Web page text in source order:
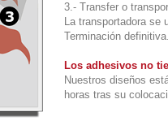
3.- Transfer o
La transportadora se
Terminación definitiva.
Los adhesivos no
Nuestros diseños
horas tras su